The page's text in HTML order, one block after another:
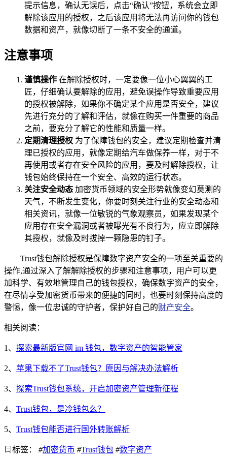
提示信息，确认无误后，点击“确认”按钮，系统会立即
解除该应用的授权，之后该应用将无法再访问你的钱包
数据和资产，就像切断了一条不安全的通道。
注意事项
谨慎操作 在解除授权时，一定要像一位小心翼翼的工
匠，仔细确认要解除的应用，避免误操作导致重要应用
的授权被解除，如果你不确定某个应用是否安全，建议
先进行充分的了解和评估，就像在购买一件重要的商品
之前，要充分了解它的性能和质量一样。
定期清理授权 为了保障钱包的安全，建议定期检查并清
理已授权的应用，就像定期给汽车做保养一样，对于不
再使用或者存在安全风险的应用，要及时解除授权，让
钱包始终保持在一个安全、高效的运行状态。
关注安全动态 加密货币领域的安全形势就像变幻莫测的
天气，不断发生变化，你要时刻关注行业的安全动态和
相关资讯，就像一位敏锐的气象观察员，如果发现某个
应用存在安全漏洞或者被曝光有不良行为，应立即解除
其授权，就像及时拔掉一颗隐患的钉子。
Trust钱包解除授权是保障数字资产安全的一项至关重要的
操作,通过深入了解解除授权的步骤和注意事项，用户可以更
加科学、有效地管理自己的钱包授权，确保数字资产的安全，
在尽情享受加密货币带来的便捷的同时，也要时刻保持高度的
警惕，像一位忠诚的守护者，保护好自己的财产安全。
相关阅读：
1、 探索最新版官网 im 钱包，数字资产的智能管家
2、 苹果下载不了Trust钱包？原因与解决办法解析
3、 探索Trust钱包系统，开启加密资产管理新征程
4、 Trust钱包，是冷钱包么？
5、 Trust钱包能否进行国外转账解析
标签： #加密货币 #Trust钱包 #数字资产